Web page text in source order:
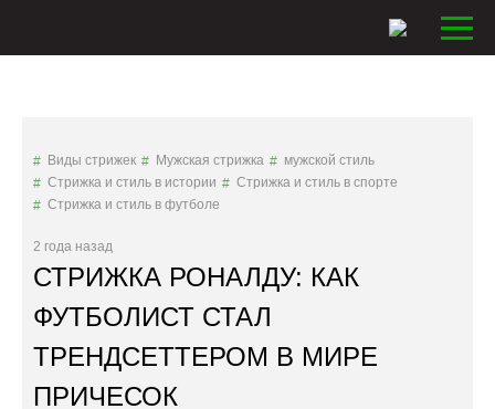
Виды стрижек Мужская стрижка
мужской стиль
Стрижка и стиль в истории
Стрижка и стиль в спорте
Стрижка и стиль в футболе
2 года назад
СТРИЖКА РОНАЛДУ: КАК
ФУТБОЛИСТ СТАЛ
ТРЕНДСЕТТЕРОМ В МИРЕ
ПРИЧЕСОК